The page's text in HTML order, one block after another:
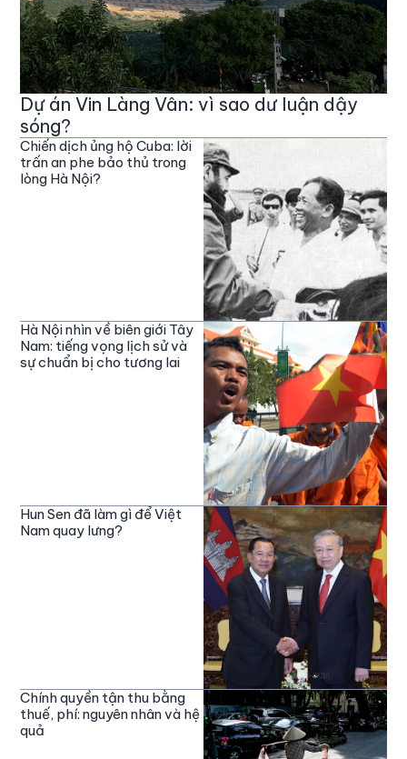
Dự án Vin Làng Vân: vì sao dư luận dậy
sóng?
Chiến dịch ủng hộ Cuba: lời
trấn an phe bảo thủ trong
lòng Hà Nội?
Hà Nội nhìn về biên giới Tây
Nam: tiếng vọng lịch sử và
sự chuẩn bị cho tương lai
Hun Sen đã làm gì để Việt
Nam quay lưng?
Chính quyền tận thu bằng
thuế, phí: nguyên nhân và hệ
quả